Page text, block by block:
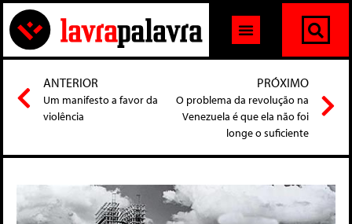
ANTERIOR
Um manifesto a favor da
violência
PRÓXIMO
O problema da revolução na
Venezuela é que ela não foi
longe o suficiente